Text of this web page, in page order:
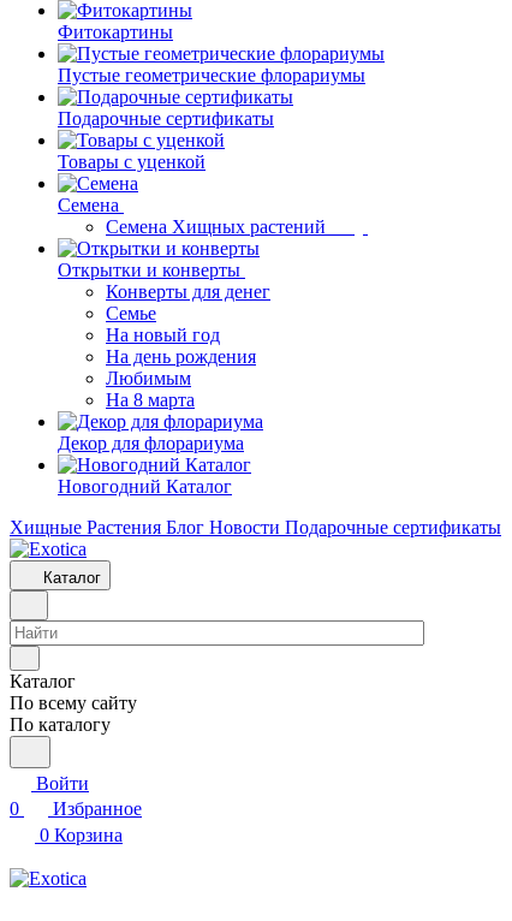
Фитокартины
Пустые геометрические флорариумы
Подарочные сертификаты
Товары с уценкой
Семена
Семена Хищных растений
Открытки и конверты
Конверты для денег
Семье
На новый год
На день рождения
Любимым
На 8 марта
Декор для флорариума
Новогодний Каталог
Хищные Растения Блог Новости Подарочные сертификаты
Каталог
Каталог
По всему сайту
По каталогу
Войти
0
Избранное
0 Корзина